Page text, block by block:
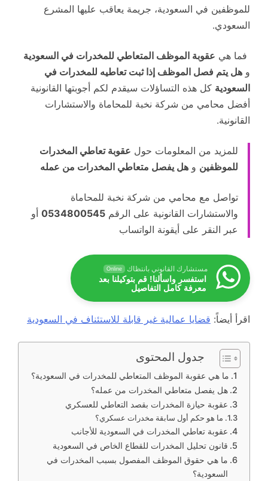
للموظفين في السعودية، جريمة يعاقب عليها المشرع
السعودي.
فما هي عقوبة الموظف المتعاطي للمخدرات في السعودية
و هل يتم فصل الموظف إذا ثبت تعاطيه للمخدرات في
السعودية كل هذه التساؤلات سيقدم لكم أجوبتها القانونية
أفضل محامي من شركة نخبة للمحاماة والاستشارات
القانونية.
للمزيد من المعلومات حول عقوبة تعاطي المخدرات
للموظفين و هل يفصل متعاطي المخدرات من عمله
تواصل مع محامي من شركة نخبة للمحاماة
والاستشارات القانونية على الرقم 0534800545 أو
عبر النقر على أيقونة الواتساب
مستشارك القانوني بانتظاك Online
استفسر واسألنا! قم بتوكيلنا بعد
معرفة كامل التفاصيل
اقرأ أيضاً: قضايا عمالية غير قابلة للاستئناف في السعودية
جدول المحتوى
ما هي عقوبة الموظف المتعاطي للمخدرات في السعودية؟
هل يفصل متعاطي المخدرات من عمله؟
عقوبة حيازة المخدرات بقصد التعاطي للعسكري
ما هو حكم أول سابقة مخدرات عسكري؟
عقوبة تعاطي المخدرات في السعودية للأجانب
قانون تحليل المخدرات للقطاع الخاص في السعودية
ما هي حقوق الموظف المفصول بسبب المخدرات في
السعودية؟